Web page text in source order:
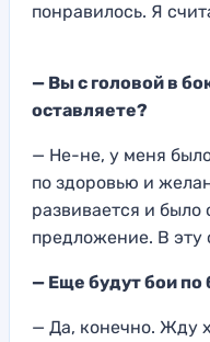
понравилось. Я
— Вы с головой в
оставляете?
— Не-не, у меня
по здоровью и
развивается и было
предложение. В эту
— Еще будут бои по
— Да, конечно. Жду